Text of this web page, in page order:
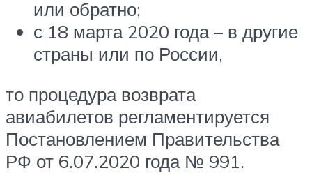
или обратно;
с 18 марта 2020 года – в другие
страны или по России,
то процедура возврата
авиабилетов регламентируется
Постановлением Правительства
РФ от 6.07.2020 года № 991.